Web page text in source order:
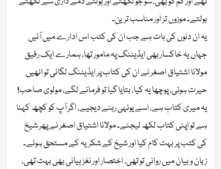
بولتے۔ موزوں تر اور مناسب ترین۔
یہ ان دنوں کی بات ہے جب ان کی کتب اس ادارے میں آئیں
جہاں یہ خاکسار بھی ایڈیٹنگ پہ مامور تھا، ہمارے ایک رفیق
مولانا اشتیاق اصغر نے ان کی کتاب پر ایڈیٹنگ لگائی تو انھیں
حیرت ہوئی، پوچھا یہ کیا، بتایا گیا تو فرمانے لگے، مولوی صاحب!
یہ میری کتاب ہے، اسے یونہی رہنے دیجیے، اگر آپ کو کچھ کہنا
ہے تو اپنی کتاب لکھ لیجئے۔ مولانا اشتیاق اصغر نے پھر شیخ
کی کتب پر بہت کام کیا اور شیخ کے شکریہ کے مستحق ہوئے۔
زبان و بیان میں روانی تو تھی، اختصار اور نغز بیانی بھی بہت تھی،